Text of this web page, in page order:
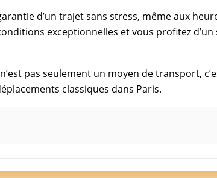
d’un trajet sans stress, même aux
exceptionnelles et vous profitez
pas seulement un moyen de transport,
classiques dans Paris.